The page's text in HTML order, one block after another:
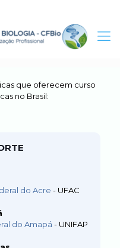
PÚBLICAS
que oferecem curso
no Brasil:
do Acre - UFAC
do Amapá - UNIFAP